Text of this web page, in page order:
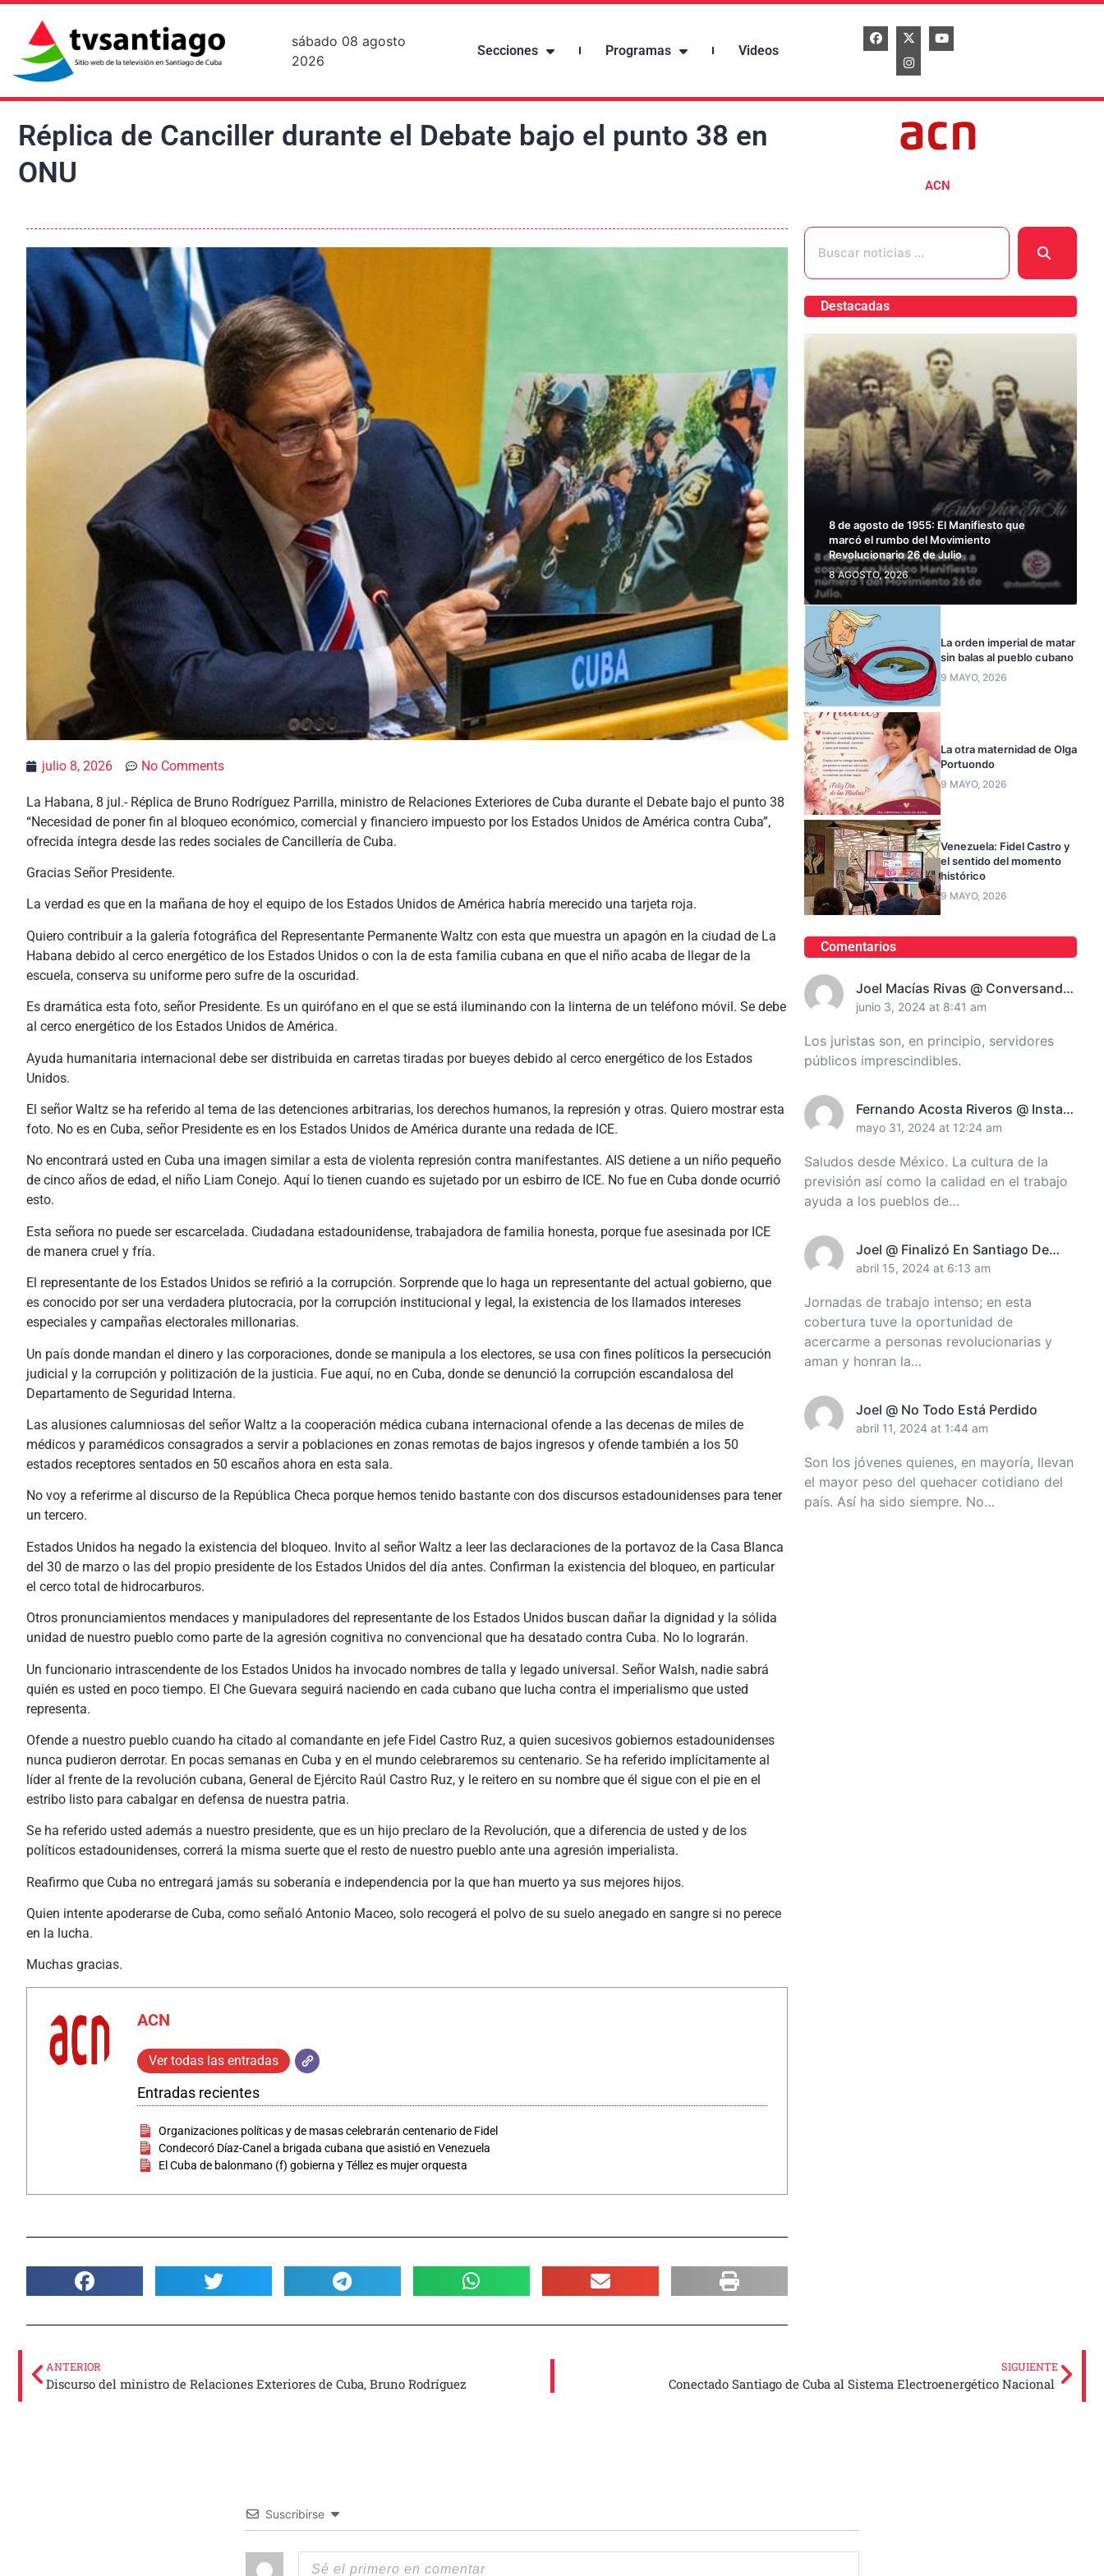
sábado 08 agosto
2026
Secciones Programas Videos
Réplica de Canciller durante el Debate bajo el punto 38 en
ONU
ACN
julio 8, 2026 No Comments
La Habana, 8 jul.- Réplica de Bruno Rodríguez Parrilla, ministro de Relaciones Exteriores de Cuba durante el Debate bajo el punto 38
“Necesidad de poner fin al bloqueo económico, comercial y financiero impuesto por los Estados Unidos de América contra Cuba”,
ofrecida íntegra desde las redes sociales de Cancillería de Cuba.
Gracias Señor Presidente.
La verdad es que en la mañana de hoy el equipo de los Estados Unidos de América habría merecido una tarjeta roja.
Quiero contribuir a la galería fotográfica del Representante Permanente Waltz con esta que muestra un apagón en la ciudad de La
Habana debido al cerco energético de los Estados Unidos o con la de esta familia cubana en que el niño acaba de llegar de la
escuela, conserva su uniforme pero sufre de la oscuridad.
Es dramática esta foto, señor Presidente. Es un quirófano en el que se está iluminando con la linterna de un teléfono móvil. Se debe
al cerco energético de los Estados Unidos de América.
Ayuda humanitaria internacional debe ser distribuida en carretas tiradas por bueyes debido al cerco energético de los Estados
Unidos.
El señor Waltz se ha referido al tema de las detenciones arbitrarias, los derechos humanos, la represión y otras. Quiero mostrar esta
foto. No es en Cuba, señor Presidente es en los Estados Unidos de América durante una redada de ICE.
No encontrará usted en Cuba una imagen similar a esta de violenta represión contra manifestantes. AIS detiene a un niño pequeño
de cinco años de edad, el niño Liam Conejo. Aquí lo tienen cuando es sujetado por un esbirro de ICE. No fue en Cuba donde ocurrió
esto.
Esta señora no puede ser escarcelada. Ciudadana estadounidense, trabajadora de familia honesta, porque fue asesinada por ICE
de manera cruel y fría.
El representante de los Estados Unidos se refirió a la corrupción. Sorprende que lo haga un representante del actual gobierno, que
es conocido por ser una verdadera plutocracia, por la corrupción institucional y legal, la existencia de los llamados intereses
especiales y campañas electorales millonarias.
Un país donde mandan el dinero y las corporaciones, donde se manipula a los electores, se usa con fines políticos la persecución
judicial y la corrupción y politización de la justicia. Fue aquí, no en Cuba, donde se denunció la corrupción escandalosa del
Departamento de Seguridad Interna.
Las alusiones calumniosas del señor Waltz a la cooperación médica cubana internacional ofende a las decenas de miles de
médicos y paramédicos consagrados a servir a poblaciones en zonas remotas de bajos ingresos y ofende también a los 50
estados receptores sentados en 50 escaños ahora en esta sala.
No voy a referirme al discurso de la República Checa porque hemos tenido bastante con dos discursos estadounidenses para tener
un tercero.
Estados Unidos ha negado la existencia del bloqueo. Invito al señor Waltz a leer las declaraciones de la portavoz de la Casa Blanca
del 30 de marzo o las del propio presidente de los Estados Unidos del día antes. Confirman la existencia del bloqueo, en particular
el cerco total de hidrocarburos.
Otros pronunciamientos mendaces y manipuladores del representante de los Estados Unidos buscan dañar la dignidad y la sólida
unidad de nuestro pueblo como parte de la agresión cognitiva no convencional que ha desatado contra Cuba. No lo lograrán.
Un funcionario intrascendente de los Estados Unidos ha invocado nombres de talla y legado universal. Señor Walsh, nadie sabrá
quién es usted en poco tiempo. El Che Guevara seguirá naciendo en cada cubano que lucha contra el imperialismo que usted
representa.
Ofende a nuestro pueblo cuando ha citado al comandante en jefe Fidel Castro Ruz, a quien sucesivos gobiernos estadounidenses
nunca pudieron derrotar. En pocas semanas en Cuba y en el mundo celebraremos su centenario. Se ha referido implícitamente al
líder al frente de la revolución cubana, General de Ejército Raúl Castro Ruz, y le reitero en su nombre que él sigue con el pie en el
estribo listo para cabalgar en defensa de nuestra patria.
Se ha referido usted además a nuestro presidente, que es un hijo preclaro de la Revolución, que a diferencia de usted y de los
políticos estadounidenses, correrá la misma suerte que el resto de nuestro pueblo ante una agresión imperialista.
Reafirmo que Cuba no entregará jamás su soberanía e independencia por la que han muerto ya sus mejores hijos.
Quien intente apoderarse de Cuba, como señaló Antonio Maceo, solo recogerá el polvo de su suelo anegado en sangre si no perece
en la lucha.
Muchas gracias.
ACN
Ver todas las entradas
Entradas recientes
Organizaciones políticas y de masas celebrarán centenario de Fidel
Condecoró Díaz-Canel a brigada cubana que asistió en Venezuela
El Cuba de balonmano (f) gobierna y Téllez es mujer orquesta
Destacadas
8 de agosto de 1955: El Manifiesto que
marcó el rumbo del Movimiento
Revolucionario 26 de Julio
8 AGOSTO, 2026
La orden imperial de matar
sin balas al pueblo cubano
9 MAYO, 2026
La otra maternidad de Olga
Portuondo
9 MAYO, 2026
Venezuela: Fidel Castro y
el sentido del momento
histórico
9 MAYO, 2026
Comentarios
Joel Macías Rivas @ Conversando
Con Juanita Randich, Presidenta
Santiago De Cuba
junio 3, 2024 at 8:41 am
Los juristas son, en principio, servidores
públicos imprescindibles.
Fernando Acosta Riveros @ Instan
A Incrementar El Control De
mayo 31, 2024 at 12:24 am
Saludos desde México. La cultura de la
previsión así como la calidad en el trabajo
ayuda a los pueblos de…
Joel @ Finalizó En Santiago De
Cuba Encuentro De Miembros Del
Ascunce Domenech (+Video)
(+Fotos)
abril 15, 2024 at 6:13 am
Jornadas de trabajo intenso; en esta
cobertura tuve la oportunidad de
acercarme a personas revolucionarias y
aman y honran la…
Joel @ No Todo Está Perdido
abril 11, 2024 at 1:44 am
Son los jóvenes quienes, en mayoría, llevan
el mayor peso del quehacer cotidiano del
país. Así ha sido siempre. No…
ANTERIOR
Discurso del ministro de Relaciones Exteriores de Cuba, Bruno Rodríguez
SIGUIENTE
Conectado Santiago de Cuba al Sistema Electroenergético Nacional
Suscribirse